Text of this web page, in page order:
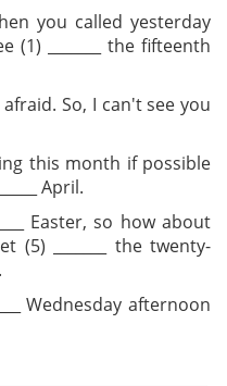
you called yesterday
(1) _______ the fifteenth
So, I can't see you
this month if possible
April.
Easter, so how about
(5) _______ the twenty-
Wednesday afternoon